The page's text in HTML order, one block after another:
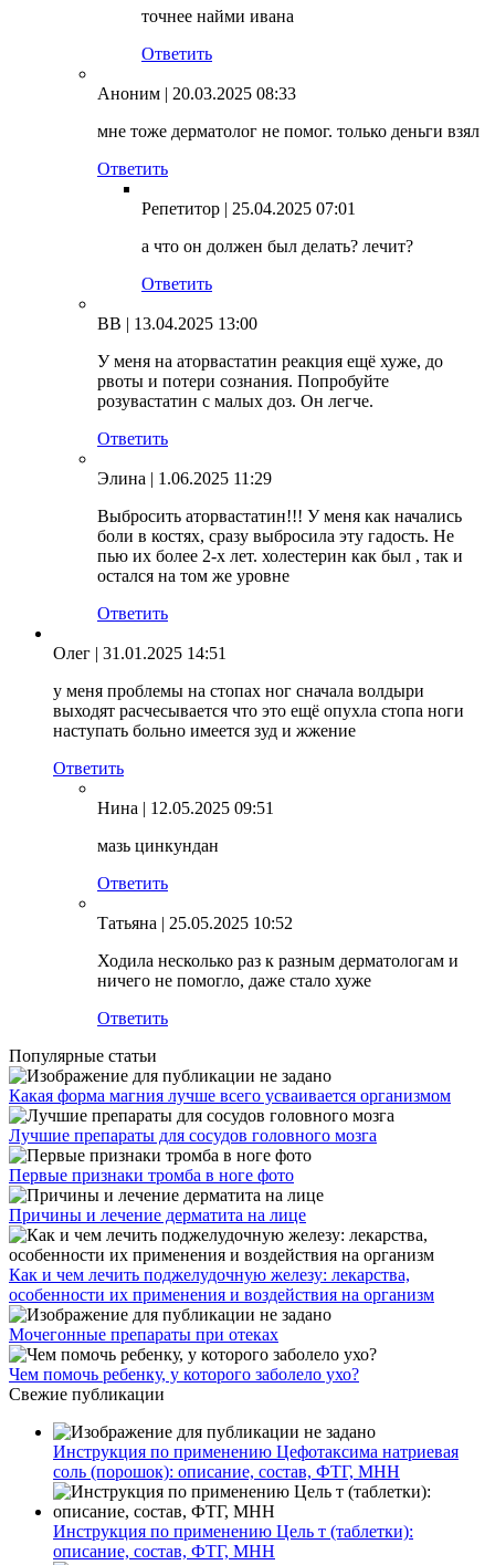
точнее найми ивана
Ответить
Аноним | 20.03.2025 08:33
мне тоже дерматолог не помог. только деньги взял
Ответить
Репетитор | 25.04.2025 07:01
а что он должен был делать? лечит?
Ответить
ВВ | 13.04.2025 13:00
У меня на аторвастатин реакция ещё хуже, до
рвоты и потери сознания. Попробуйте
розувастатин с малых доз. Он легче.
Ответить
Элина | 1.06.2025 11:29
Выбросить аторвастатин!!! У меня как начались
боли в костях, сразу выбросила эту гадость. Не
пью их более 2-х лет. холестерин как был , так и
остался на том же уровне
Ответить
Олег | 31.01.2025 14:51
у меня проблемы на стопах ног сначала волдыри
выходят расчесывается что это ещё опухла стопа ноги
наступать больно имеется зуд и жжение
Ответить
Нина | 12.05.2025 09:51
мазь цинкундан
Ответить
Татьяна | 25.05.2025 10:52
Ходила несколько раз к разным дерматологам и
ничего не помогло, даже стало хуже
Ответить
Популярные статьи
Какая форма магния лучше всего усваивается организмом
Лучшие препараты для сосудов головного мозга
Первые признаки тромба в ноге фото
Причины и лечение дерматита на лице
Как и чем лечить поджелудочную железу: лекарства,
особенности их применения и воздействия на организм
Мочегонные препараты при отеках
Чем помочь ребенку, у которого заболело ухо?
Свежие публикации
Инструкция по применению Цефотаксима натриевая
соль (порошок): описание, состав, ФТГ, МНН
Инструкция по применению Цель т (таблетки):
описание, состав, ФТГ, МНН